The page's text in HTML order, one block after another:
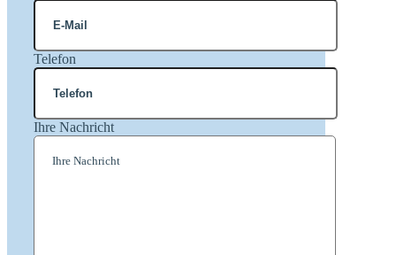
Telefon
Ihre Nachricht